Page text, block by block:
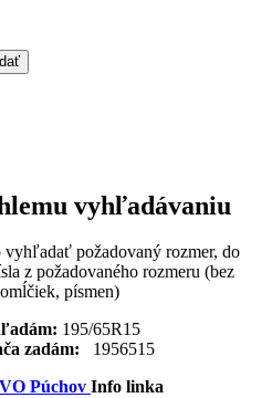
vyhľadávaniu
vyhľadať požadovaný rozmer, do
z požadovaného rozmeru (bez
písmen)
195/65R15
zadám: 1956515
Púchov Info linka